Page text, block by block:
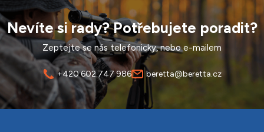
Nevíte si rady? Potřebujete poradit?
Zeptejte se nás telefonicky, nebo e-mailem
+420 602 747 986 beretta@beretta.cz